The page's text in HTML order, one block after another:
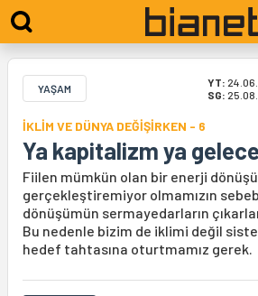
YAŞAM YT:
SG:
İKLİM VE DÜNYA DEĞİŞİRKEN - 6
Ya kapitalizm ya
Fiilen mümkün olan bir enerji
gerçekleştiremiyor olmamızın
dönüşümün sermayedarların
Bu nedenle bizim de iklimi değil
hedef tahtasına oturtmamız gerek.